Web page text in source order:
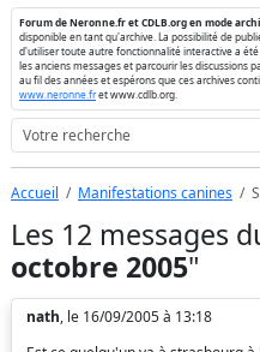
Forum de Neronne.fr et CDLB.org en mode
disponible en tant qu'archive. La possibilité de
d'utiliser toute autre fonctionnalité interactive a
les anciens messages et parcourir les discussions
au fil des années et espérons que ces archives
www.neronne.fret www.cdlb.org.
Accueil Manifestations canines
Les 12 messages
octobre 2005"
nath, le 16/09/2005 à 13:18